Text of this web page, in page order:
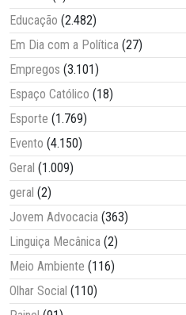
Educação (2.482)
Em Dia com a Política (27)
Empregos (3.101)
Espaço Católico (18)
Esporte (1.769)
Evento (4.150)
Geral (1.009)
geral (2)
Jovem Advocacia (363)
Linguiça Mecânica (2)
Meio Ambiente (116)
Olhar Social (110)